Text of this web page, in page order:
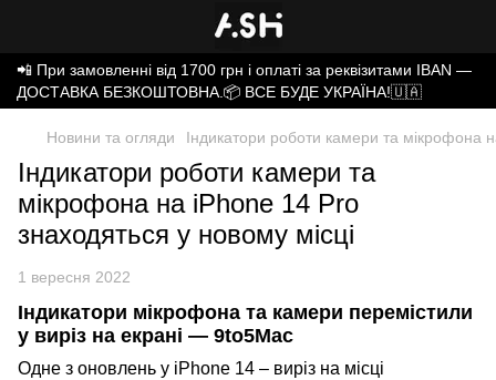
📲 При замовленні від 1700 грн і оплаті за реквізитами IBAN —
ДОСТАВКА БЕЗКОШТОВНА.📦 ВСЕ БУДЕ УКРАЇНА!🇺🇦
Новини та огляди Індикатори роботи камери та мікрофона
Індикатори роботи камери та
мікрофона на iPhone 14 Pro
знаходяться у новому місці
1 вересня 2022
Індикатори мікрофона та камери перемістили
у виріз на екрані — 9to5Mac
Одне з оновлень у iPhone 14 – виріз на місці